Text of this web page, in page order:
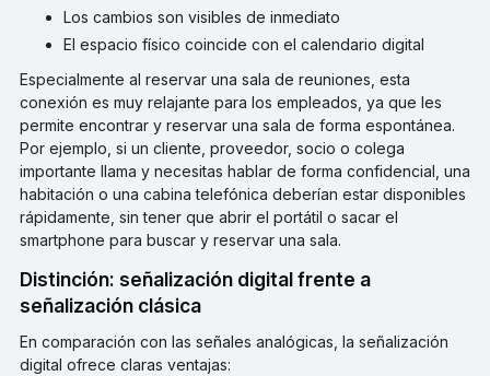
Los cambios son visibles de inmediato
El espacio físico coincide con el calendario digital
Especialmente al reservar una sala de reuniones, esta
conexión es muy relajante para los empleados, ya que les
permite encontrar y reservar una sala de forma espontánea.
Por ejemplo, si un cliente, proveedor, socio o colega
importante llama y necesitas hablar de forma confidencial, una
habitación o una cabina telefónica deberían estar disponibles
rápidamente, sin tener que abrir el portátil o sacar el
smartphone para buscar y reservar una sala.
Distinción: señalización digital frente a
señalización clásica
En comparación con las señales analógicas, la señalización
digital ofrece claras ventajas: